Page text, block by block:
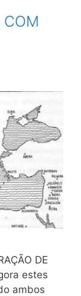
COM
DE
estes
ambos